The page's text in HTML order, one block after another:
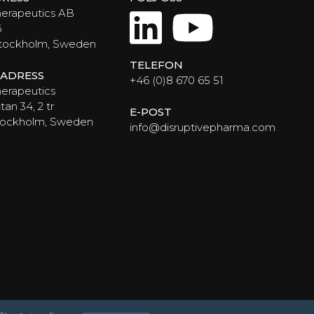
AB
Sweden
34, 2 tr
Sweden
LinkedIn
TELEFON
+46 (0)8 670 65 51
E-POST
info@disruptivepharma.com